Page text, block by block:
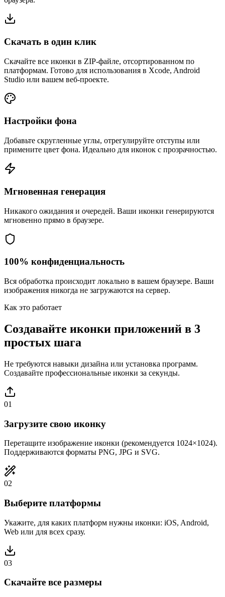
Скачать в один клик
Скачайте все иконки в ZIP-файле, отсортированном по
платформам. Готово для использования в Xcode, Android
Studio или вашем веб-проекте.
Настройки фона
Добавьте скругленные углы, отрегулируйте отступы или
примените цвет фона. Идеально для иконок с прозрачностью.
Мгновенная генерация
Никакого ожидания и очередей. Ваши иконки генерируются
мгновенно прямо в браузере.
100% конфиденциальность
Вся обработка происходит локально в вашем браузере. Ваши
изображения никогда не загружаются на сервер.
Как это работает
Создавайте иконки приложений в 3
простых шага
Не требуются навыки дизайна или установка программ.
Создавайте профессиональные иконки за секунды.
01
Загрузите свою иконку
Перетащите изображение иконки (рекомендуется 1024×1024).
Поддерживаются форматы PNG, JPG и SVG.
02
Выберите платформы
Укажите, для каких платформ нужны иконки: iOS, Android,
Web или для всех сразу.
03
Скачайте все размеры